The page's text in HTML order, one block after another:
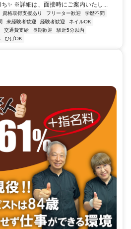
✨ ※詳細は、面接時にご案内いたし...
資格取得支援あり フリーター歓迎
学歴不問
未経験者歓迎 経験者歓迎
ネイルOK
交通費支給 長期歓迎
駅近5分以内
ひげOK